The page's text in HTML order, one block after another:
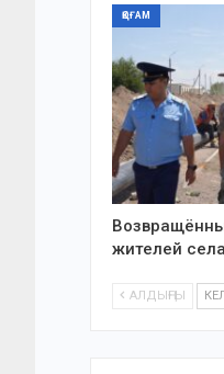
ҚОҒАМ
жителей
АЛДЫҢҒЫ